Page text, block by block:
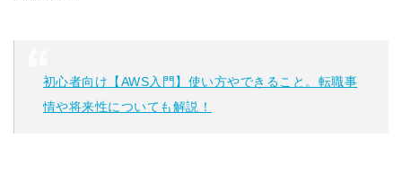
初心者向け【AWS入門】使い方やできること。転職事
情や将来性についても解説！